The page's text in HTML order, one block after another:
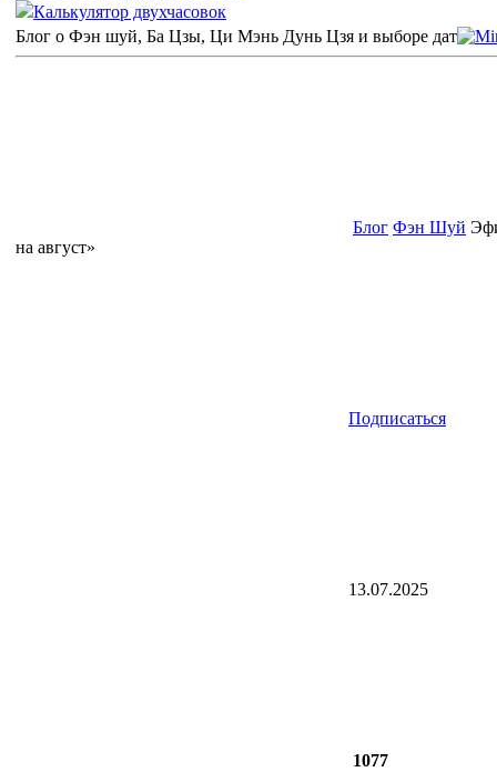
Калькулятор двухчасовок
Блог о Фэн шуй, Ба Цзы, Ци Мэнь Дунь Цзя и выборе дат
Блог Фэн Шуй
на август»
Подписаться
13.07.2025
1077